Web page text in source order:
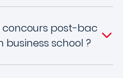
concours post-bac
business school ?